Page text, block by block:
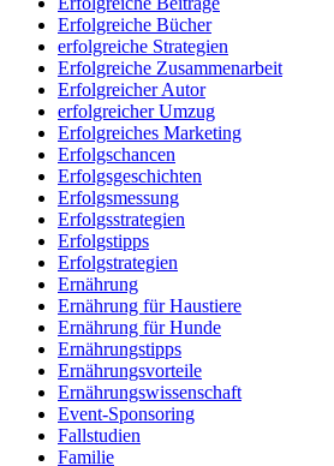
Erfolgreiche Bücher
erfolgreiche Strategien
Erfolgreiche Zusammenarbeit
Erfolgreicher Autor
erfolgreicher Umzug
Erfolgreiches Marketing
Erfolgschancen
Erfolgsgeschichten
Erfolgsmessung
Erfolgsstrategien
Erfolgstipps
Erfolgstrategien
Ernährung
Ernährung für Haustiere
Ernährung für Hunde
Ernährungstipps
Ernährungsvorteile
Ernährungswissenschaft
Event-Sponsoring
Fallstudien
Familie